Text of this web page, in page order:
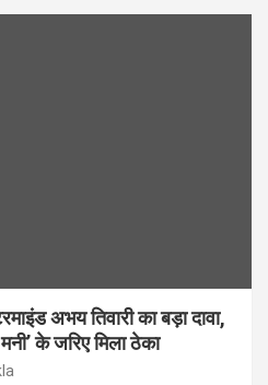
अभय तिवारी का बड़ा दावा,
के जरिए मिला ठेका